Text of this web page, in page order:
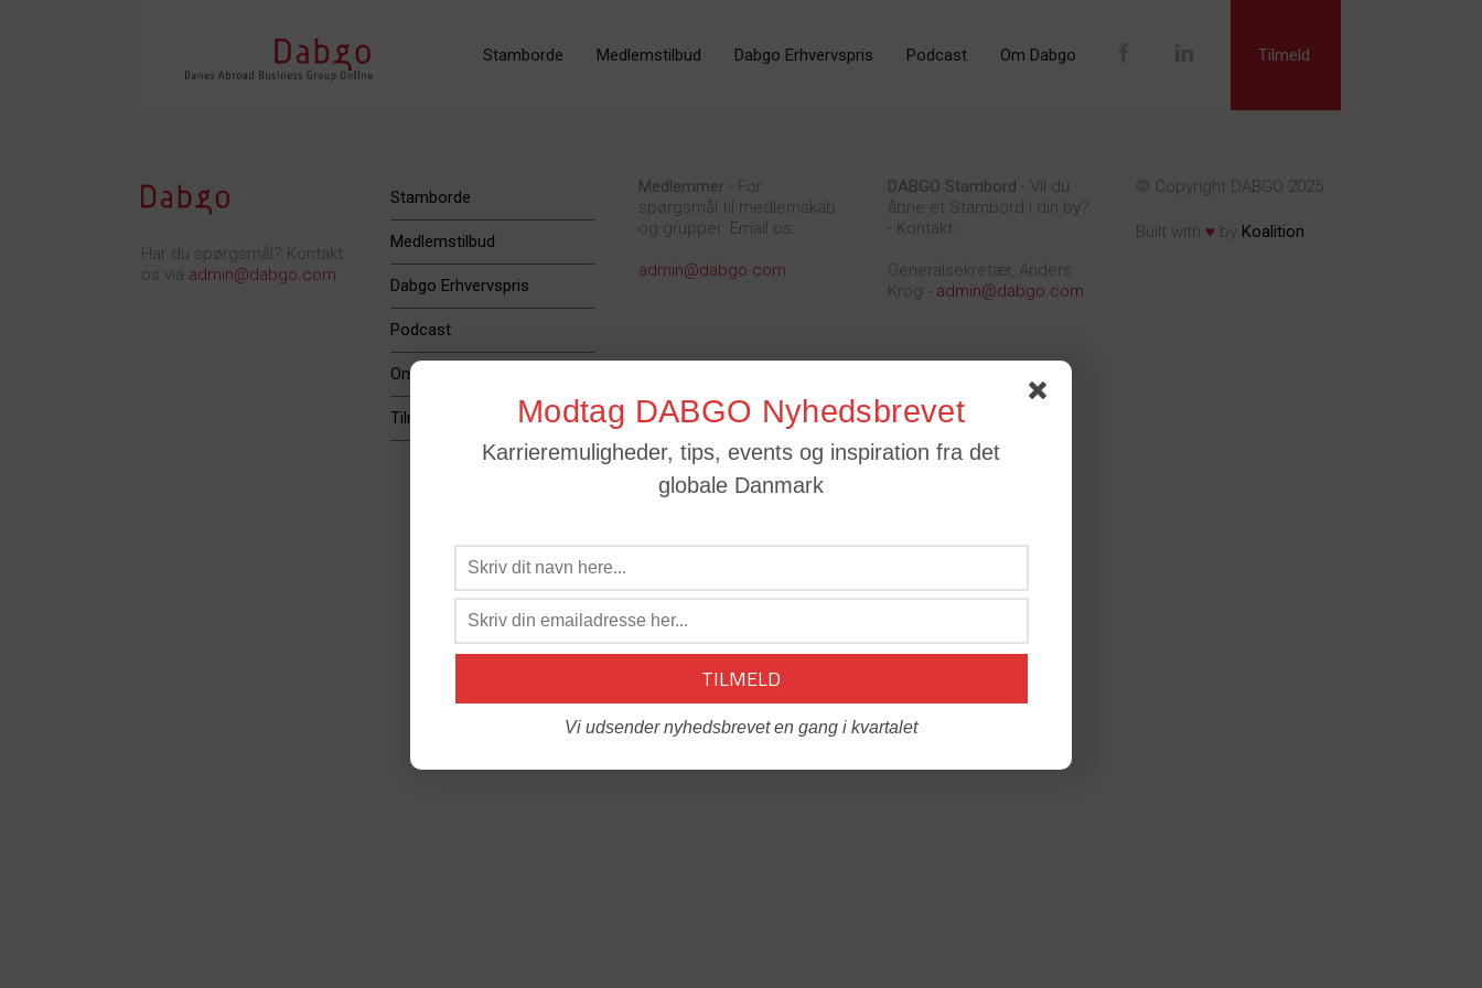
Stamborde Medlemstilbud Dabgo Erhvervspris Podcast Om Dabgo Tilmeld
Har du spørgsmål? Kontakt
os via admin@dabgo.com
Stamborde
Medlemstilbud
Dabgo Erhvervspris
Podcast
Om Dabgo
Tilmeld
Medlemmer - For
spørgsmål til medlemskab
og grupper. Email os:
admin@dabgo.com
DABGO Stambord - Vil du
åbne et Stambord i din by?
- Kontakt:
Generalsekretær, Anders
Krog - admin@dabgo.com
© Copyright DABGO 2025
Built with ♥ by Koalition
Modtag DABGO Nyhedsbrevet
Karrieremuligheder, tips, events og inspiration fra det
globale Danmark
Vi udsender nyhedsbrevet en gang i kvartalet